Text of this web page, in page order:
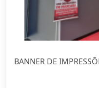
BANNER DE